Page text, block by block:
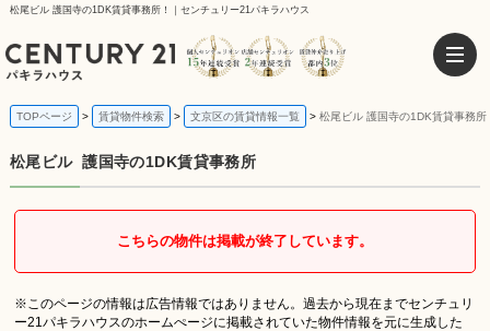
松尾ビル 護国寺の1DK賃貸事務所！｜センチュリー21パキラハウス
TOPページ 賃貸物件検索 文京区の賃貸情報一覧 松尾ビル 護国寺の1DK賃貸事務所
松尾ビル 護国寺の1DK賃貸事務所
こちらの物件は掲載が終了しています。
※このページの情報は広告情報ではありません。過去から現在までセンチュリ
ー21パキラハウスのホームぺージに掲載されていた物件情報を元に生成した